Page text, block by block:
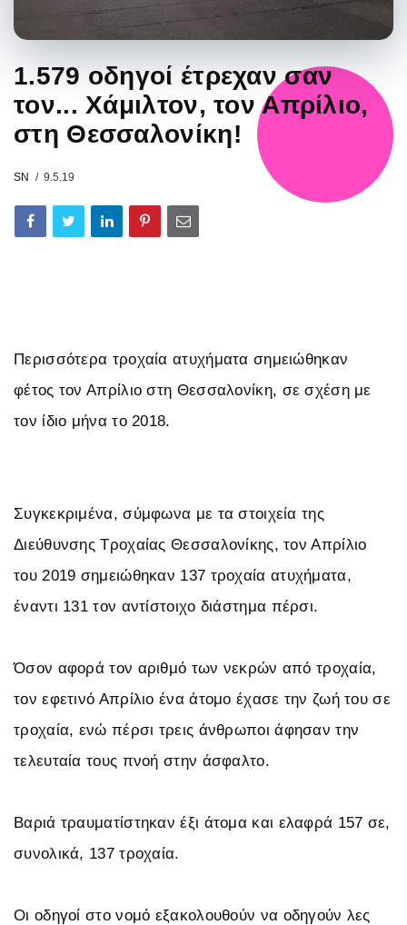
1.579 οδηγοί έτρεχαν σαν
τον... Χάμιλτον, τον Απρίλιο,
στη Θεσσαλονίκη!
SN 9.5.19
Περισσότερα τροχαία ατυχήματα σημειώθηκαν
φέτος τον Απρίλιο στη Θεσσαλονίκη, σε σχέση με
τον ίδιο μήνα το 2018.
Συγκεκριμένα, σύμφωνα με τα στοιχεία της
Διεύθυνσης Τροχαίας Θεσσαλονίκης, τον Απρίλιο
του 2019 σημειώθηκαν 137 τροχαία ατυχήματα,
έναντι 131 τον αντίστοιχο διάστημα πέρσι.
Όσον αφορά τον αριθμό των νεκρών από τροχαία,
τον εφετινό Απρίλιο ένα άτομο έχασε την ζωή του σε
τροχαία, ενώ πέρσι τρεις άνθρωποι άφησαν την
τελευταία τους πνοή στην άσφαλτο.
Βαριά τραυματίστηκαν έξι άτομα και ελαφρά 157 σε,
συνολικά, 137 τροχαία.
Οι οδηγοί στο νομό εξακολουθούν να οδηγούν λες